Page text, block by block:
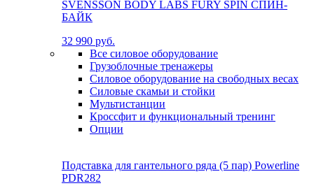
SVENSSON BODY LABS FURY SPIN СПИН-
БАЙК
32 990 руб.
Все силовое оборудование
Грузоблочные тренажеры
Силовое оборудование на свободных весах
Силовые скамьи и стойки
Мультистанции
Кроссфит и функциональный тренинг
Опции
Подставка для гантельного ряда (5 пар) Powerline
PDR282